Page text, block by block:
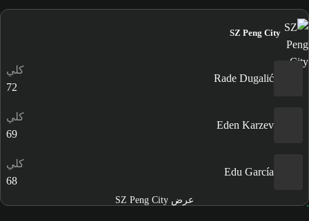
SZ Peng City
Rade Dugalić
كلي
72
Eden Karzev
كلي
69
Edu García
كلي
68
عرض SZ Peng City